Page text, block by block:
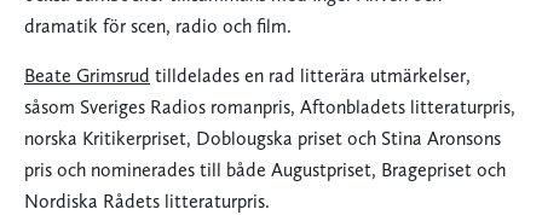
dramatik för scen, radio och film.
Beate Grimsrud tilldelades en rad litterära utmärkelser,
såsom Sveriges Radios romanpris, Aftonbladets litteraturpris,
norska Kritikerpriset, Doblougska priset och Stina Aronsons
pris och nominerades till både Augustpriset, Bragepriset och
Nordiska Rådets litteraturpris.